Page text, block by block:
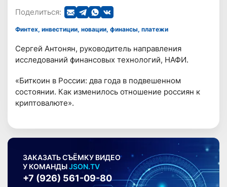
Поделиться:
Финтех, инвестиции, новации, финансы, платежи
Сергей Антонян, руководитель направления
исследований финансовых технологий, НАФИ.
«Биткоин в России: два года в подвешенном
состоянии. Как изменилось отношение россиян к
криптовалюте».
ЗАКАЗАТЬ СЪЁМКУ ВИДЕО
У КОМАНДЫJSON.TV
+7 (926) 561-09-80